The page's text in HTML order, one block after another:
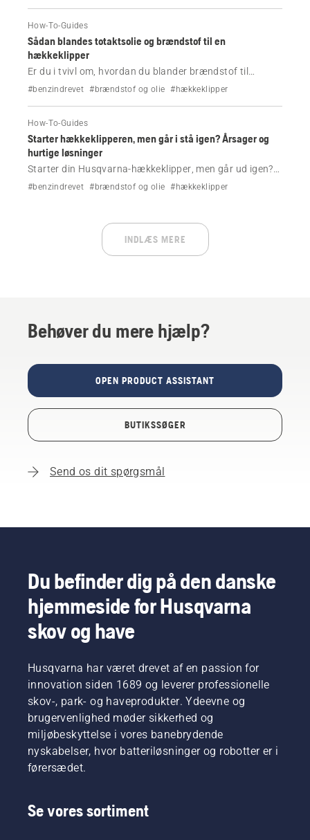
How-To-Guides
Sådan blandes totaktsolie og brændstof til en
hækkeklipper
Er du i tvivl om, hvordan du blander brændstof til
hækkeklippere? Følg denne enkle 50:1-vejledning med
#benzindrevet #brændstof og olie #hækkeklipper
How-To-Guides
Starter hækkeklipperen, men går i stå igen? Årsager og
hurtige løsninger
Starter din Husqvarna-hækkeklipper, men går ud igen?
Lær om de mest almindelige årsager og nemme
#benzindrevet #brændstof og olie #hækkeklipper
INDLÆS MERE
Behøver du mere hjælp?
OPEN PRODUCT ASSISTANT
BUTIKSSØGER
Send os dit spørgsmål
Du befinder dig på den danske
hjemmeside for Husqvarna
skov og have
Husqvarna har været drevet af en passion for
innovation siden 1689 og leverer professionelle
skov-, park- og haveprodukter. Ydeevne og
brugervenlighed møder sikkerhed og
miljøbeskyttelse i vores banebrydende
nyskabelser, hvor batteriløsninger og robotter er i
førersædet.
Se vores sortiment